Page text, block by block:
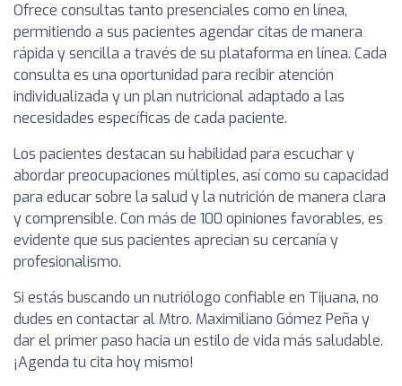
Ofrece consultas tanto presenciales como en línea,
permitiendo a sus pacientes agendar citas de manera
rápida y sencilla a través de su plataforma en línea. Cada
consulta es una oportunidad para recibir atención
individualizada y un plan nutricional adaptado a las
necesidades específicas de cada paciente.
Los pacientes destacan su habilidad para escuchar y
abordar preocupaciones múltiples, así como su capacidad
para educar sobre la salud y la nutrición de manera clara
y comprensible. Con más de 100 opiniones favorables, es
evidente que sus pacientes aprecian su cercanía y
profesionalismo.
Si estás buscando un nutriólogo confiable en Tijuana, no
dudes en contactar al Mtro. Maximiliano Gómez Peña y
dar el primer paso hacia un estilo de vida más saludable.
¡Agenda tu cita hoy mismo!